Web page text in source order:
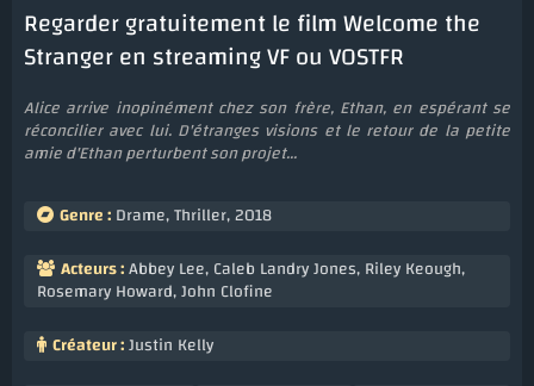
Regarder gratuitement le film Welcome the
Stranger en streaming VF ou VOSTFR
Alice arrive inopinément chez son frère, Ethan, en espérant se
réconcilier avec lui. D'étranges visions et le retour de la petite
amie d'Ethan perturbent son projet...
Genre :Drame,Thriller,2018
Acteurs :Abbey Lee,Caleb Landry Jones,Riley Keough,
Rosemary Howard,John Clofine
Créateur :Justin Kelly